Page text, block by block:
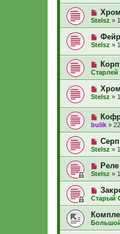
Stelsz »
Stelsz »
Stelsz »
bulik »
Серп
Stelsz »
Stelsz »
Старый